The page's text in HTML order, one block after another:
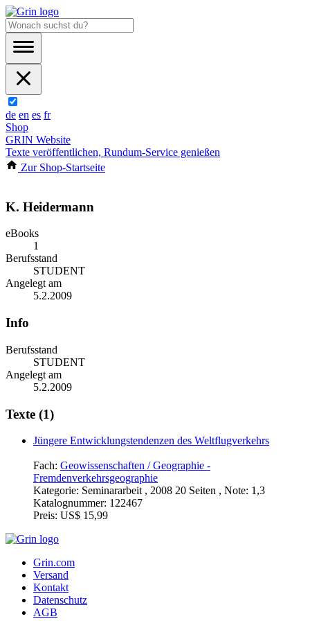
de en es fr
Shop
GRIN Website
Texte veröffentlichen, Rundum-Service genießen
Zur Shop-Startseite
K. Heidermann
eBooks
1
Berufsstand
STUDENT
Angelegt am
5.2.2009
Info
Berufsstand
STUDENT
Angelegt am
5.2.2009
Texte (1)
Jüngere Entwicklungstendenzen des Weltflugverkehrs
Fach: Geowissenschaften / Geographie -
Fremdenverkehrsgeographie
Kategorie: Seminararbeit , 2008 20 Seiten , Note: 1,3
Katalognummer: 122467
Preis: US$ 15,99
Grin.com
Versand
Kontakt
Datenschutz
AGB